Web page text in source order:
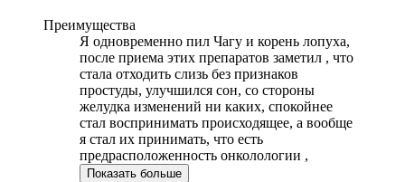
Преимущества
Я одновременно пил Чагу и корень лопуха,
после приема этих препаратов заметил , что
стала отходить слизь без признаков
простуды, улучшился сон, со стороны
желудка изменений ни каких, спокойнее
стал воспринимать происходящее, а вообще
я стал их принимать, что есть
предрасположенность онколологии ,
Показать больше